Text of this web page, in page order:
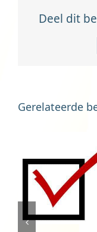
Deel dit
Gerelateerde